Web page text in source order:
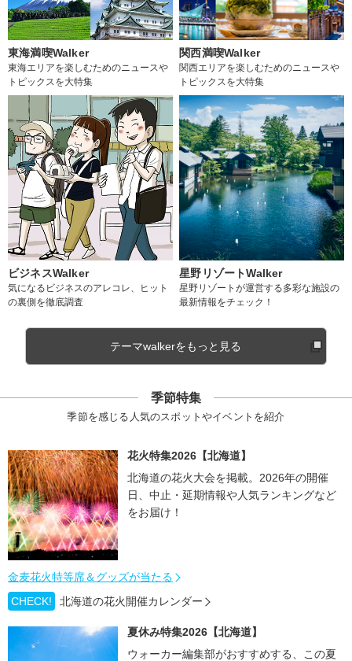
東海満喫Walker
東海エリアを楽しむためのニュースや
トピックスを大特集
関西満喫Walker
関西エリアを楽しむためのニュースや
トピックスを大特集
ビジネスWalker
気になるビジネスのアレコレ、ヒット
の裏側を徹底調査
星野リゾートWalker
星野リゾートが運営する多彩な施設の
最新情報をチェック！
テーマwalkerをもっと見る
季節特集
季節を感じる人気のスポットやイベントを紹介
花火特集2026【北海道】
北海道の花火大会を掲載。2026年の開催
日、中止・延期情報や人気ランキングなど
をお届け！
金麦花火特等席＆グッズが当たる
CHECK!
北海道の花火開催カレンダー
夏休み特集2026【北海道】
ウォーカー編集部がおすすめする、この夏